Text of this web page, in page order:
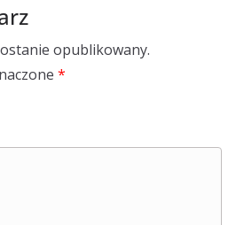
opublikowany.
*